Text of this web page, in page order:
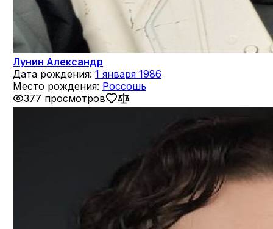
Лунин Александр
Дата рождения: 1 января 1986
Место рождения: Россошь
377 просмотров